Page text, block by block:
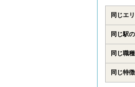
同じエ
同じ駅
同じ職
同じ特